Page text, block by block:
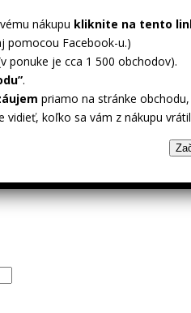
nákupu kliknite na tento
pomocou Facebook-u.)
ponuke je cca 1 500 obchodov).
.
priamo na stránke
vidieť, koľko sa vám z nákupu